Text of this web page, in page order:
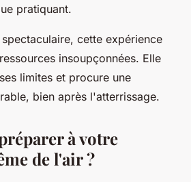
pratiquant.
cette expérience
insoupçonnées. Elle
limites et procure une
bien après l'atterrissage.
à votre
de l'air ?